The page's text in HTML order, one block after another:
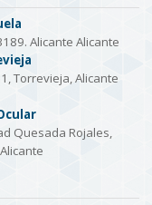
Alicante Alicante
Torrevieja, Alicante
Quesada Rojales,